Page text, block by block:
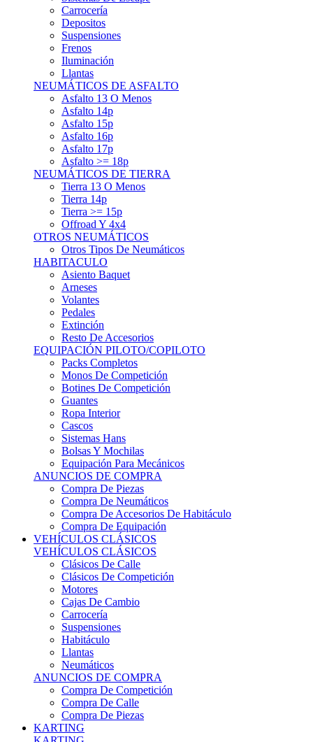
Depositos
Suspensiones
Frenos
Iluminación
Llantas
NEUMÁTICOS DE ASFALTO
Asfalto 13 O Menos
Asfalto 14p
Asfalto 15p
Asfalto 16p
Asfalto 17p
Asfalto >= 18p
NEUMÁTICOS DE TIERRA
Tierra 13 O Menos
Tierra 14p
Tierra >= 15p
Offroad Y 4x4
OTROS NEUMÁTICOS
Otros Tipos De Neumáticos
HABITACULO
Asiento Baquet
Arneses
Volantes
Pedales
Extinción
Resto De Accesorios
EQUIPACIÓN PILOTO/COPILOTO
Packs Completos
Monos De Competición
Botines De Competición
Guantes
Ropa Interior
Cascos
Sistemas Hans
Bolsas Y Mochilas
Equipación Para Mecánicos
ANUNCIOS DE COMPRA
Compra De Piezas
Compra De Neumáticos
Compra De Accesorios De Habitáculo
Compra De Equipación
VEHÍCULOS CLÁSICOS
VEHÍCULOS CLÁSICOS
Clásicos De Calle
Clásicos De Competición
Motores
Cajas De Cambio
Carrocería
Suspensiones
Habitáculo
Llantas
Neumáticos
ANUNCIOS DE COMPRA
Compra De Competición
Compra De Calle
Compra De Piezas
KARTING
KARTING
Karts Completos Alevín